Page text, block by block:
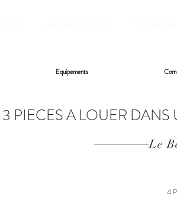
Equipements
PIECES A LOUER
Le
4